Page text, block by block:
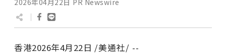
2026年04月22日 PR Newswire
香港2026年4月22日 /美通社/ --